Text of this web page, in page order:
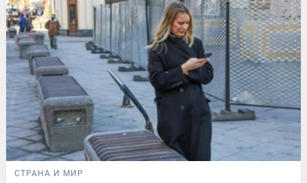
СТРАНА И МИР